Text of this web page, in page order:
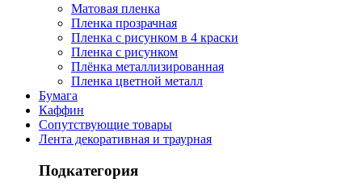
Матовая пленка
Пленка прозрачная
Пленка с рисунком в 4 краски
Пленка с рисунком
Плёнка металлизированная
Пленка цветной металл
Бумага
Каффин
Сопутствующие товары
Лента декоративная и траурная
Подкатегория